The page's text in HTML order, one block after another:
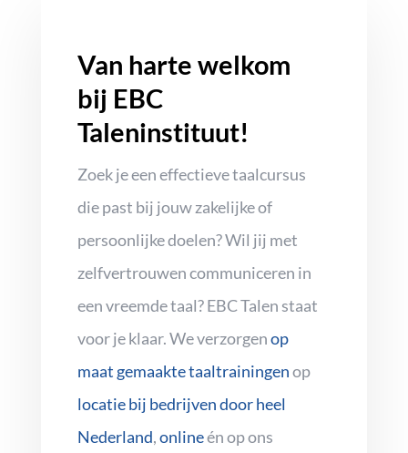
Van harte welkom
bij EBC
Taleninstituut!
Zoek je een effectieve taalcursus
die past bij jouw zakelijke of
persoonlijke doelen? Wil jij met
zelfvertrouwen communiceren in
een vreemde taal? EBC Talen staat
voor je klaar. We verzorgenop
maat gemaakte taaltrainingenop
locatie bij bedrijven door heel
Nederland,onlineén op ons